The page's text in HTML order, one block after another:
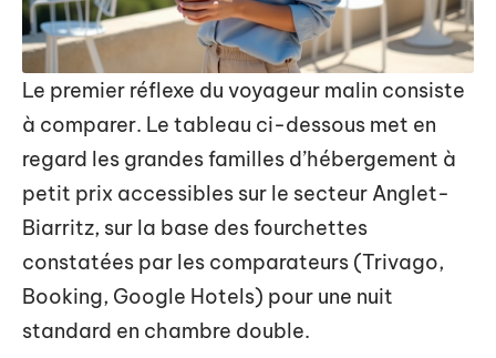
Le premier réflexe du voyageur malin consiste
à comparer. Le tableau ci-dessous met en
regard les grandes familles d’hébergement à
petit prix accessibles sur le secteur Anglet-
Biarritz, sur la base des fourchettes
constatées par les comparateurs (Trivago,
Booking, Google Hotels) pour une nuit
standard en chambre double.